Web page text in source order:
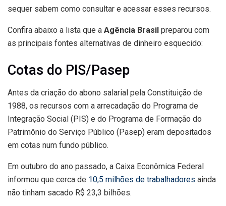
sequer sabem como consultar e acessar esses recursos.
Confira abaixo a lista que a Agência Brasil preparou com
as principais fontes alternativas de dinheiro esquecido:
Cotas do PIS/Pasep
Antes da criação do abono salarial pela Constituição de
1988, os recursos com a arrecadação do Programa de
Integração Social (PIS) e do Programa de Formação do
Patrimônio do Serviço Público (Pasep) eram depositados
em cotas num fundo público.
Em outubro do ano passado, a Caixa Econômica Federal
informou que cerca de 10,5 milhões de trabalhadores ainda
não tinham sacado R$ 23,3 bilhões.